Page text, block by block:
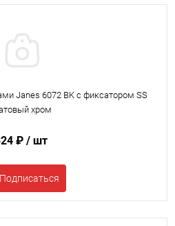
Janes 6072 BK с фиксатором SS
хром
₽ / шт
Подписаться